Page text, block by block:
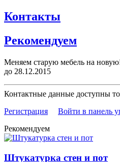
Контакты
Рекомендуем
Меняем старую мебель на
до 28.12.2015
Контактные данные доступны
Регистрация
Войти в панель
Рекомендуем
Штукатурка стен и пот